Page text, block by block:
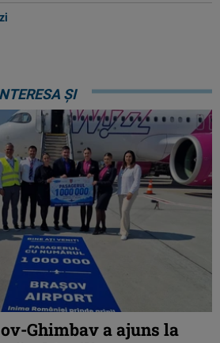
ȘI
Ghimbav a ajuns la